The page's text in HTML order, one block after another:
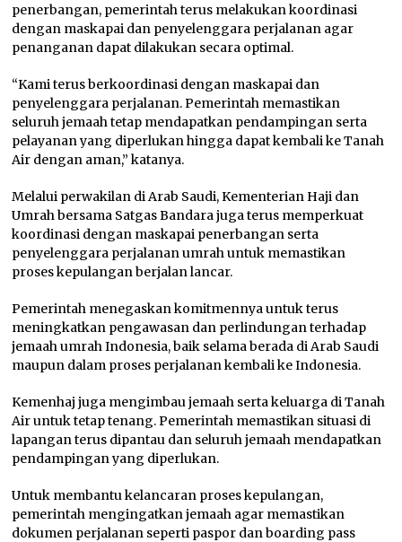
penerbangan, pemerintah terus melakukan koordinasi
dengan maskapai dan penyelenggara perjalanan agar
penanganan dapat dilakukan secara optimal.
“Kami terus berkoordinasi dengan maskapai dan
penyelenggara perjalanan. Pemerintah memastikan
seluruh jemaah tetap mendapatkan pendampingan serta
pelayanan yang diperlukan hingga dapat kembali ke Tanah
Air dengan aman,” katanya.
Melalui perwakilan di Arab Saudi, Kementerian Haji dan
Umrah bersama Satgas Bandara juga terus memperkuat
koordinasi dengan maskapai penerbangan serta
penyelenggara perjalanan umrah untuk memastikan
proses kepulangan berjalan lancar.
Pemerintah menegaskan komitmennya untuk terus
meningkatkan pengawasan dan perlindungan terhadap
jemaah umrah Indonesia, baik selama berada di Arab Saudi
maupun dalam proses perjalanan kembali ke Indonesia.
Kemenhaj juga mengimbau jemaah serta keluarga di Tanah
Air untuk tetap tenang. Pemerintah memastikan situasi di
lapangan terus dipantau dan seluruh jemaah mendapatkan
pendampingan yang diperlukan.
Untuk membantu kelancaran proses kepulangan,
pemerintah mengingatkan jemaah agar memastikan
dokumen perjalanan seperti paspor dan boarding pass